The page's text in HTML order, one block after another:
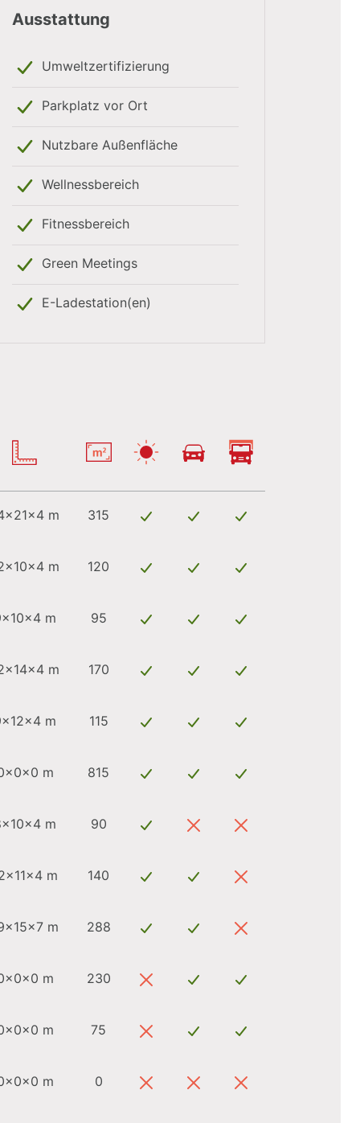
Ausstattung
Umweltzertifizierung
Parkplatz vor Ort
Nutzbare Außenfläche
Wellnessbereich
Fitnessbereich
Green Meetings
E-Ladestation(en)
m 315
m 120
m 95
m 170
m 115
m 815
m 90
m 140
m 288
m 230
m 75
m 0